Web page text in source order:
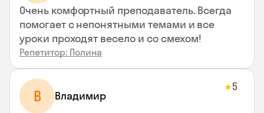
Очень комфортный преподаватель. Всегда
помогает с непонятными темами и все
уроки проходят весело и со смехом!
Репетитор: Полина
В Владимир
★5